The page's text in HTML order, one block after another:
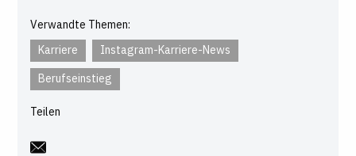
Verwandte Themen:
Karriere
Instagram-Karriere-News
Berufseinstieg
Teilen